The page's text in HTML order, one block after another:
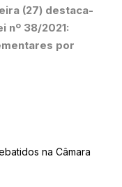
(27) destaca-
nº 38/2021:
por